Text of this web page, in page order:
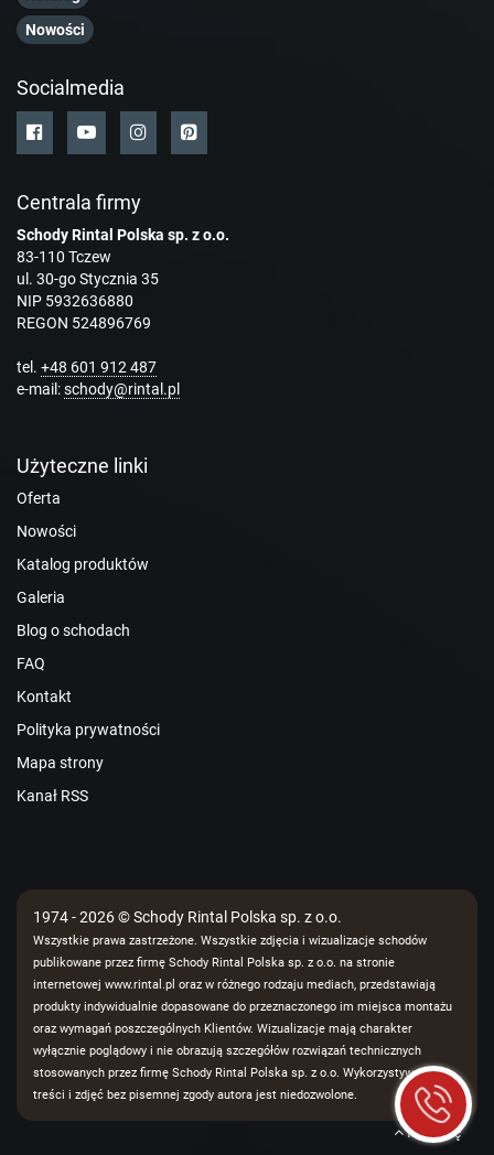
Nowości
Socialmedia
Centrala firmy
Schody Rintal Polska sp. z o.o.
83-110 Tczew
ul. 30-go Stycznia 35
NIP 5932636880
REGON 524896769
tel. +48 601 912 487
e-mail:schody@rintal.pl
Użyteczne linki
Oferta
Nowości
Katalog produktów
Galeria
Blog o schodach
FAQ
Kontakt
Polityka prywatności
Mapa strony
Kanał RSS
1974 - 2026 © Schody Rintal Polska sp. z o.o.
Wszystkie prawa zastrzeżone. Wszystkie zdjęcia i wizualizacje schodów
publikowane przez firmę Schody Rintal Polska sp. z o.o. na stronie
internetowej www.rintal.pl oraz w różnego rodzaju mediach, przedstawiają
produkty indywidualnie dopasowane do przeznaczonego im miejsca montażu
oraz wymagań poszczególnych Klientów. Wizualizacje mają charakter
wyłącznie poglądowy i nie obrazują szczegółów rozwiązań technicznych
stosowanych przez firmę Schody Rintal Polska sp. z o.o. Wykorzystywanie
treści i zdjęć bez pisemnej zgody autora jest niedozwolone.
Na górę